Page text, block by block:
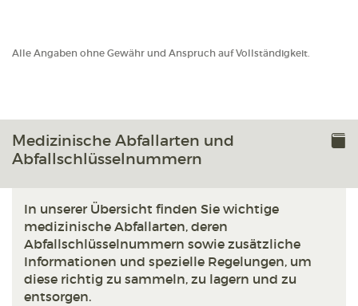
Alle Angaben ohne Gewähr und Anspruch auf Vollständigkeit.
Medizinische Abfallarten und
Abfallschlüsselnummern
In unserer Übersicht finden Sie wichtige
medizinische Abfallarten, deren
Abfallschlüsselnummern sowie zusätzliche
Informationen und spezielle Regelungen, um
diese richtig zu sammeln, zu lagern und zu
entsorgen.